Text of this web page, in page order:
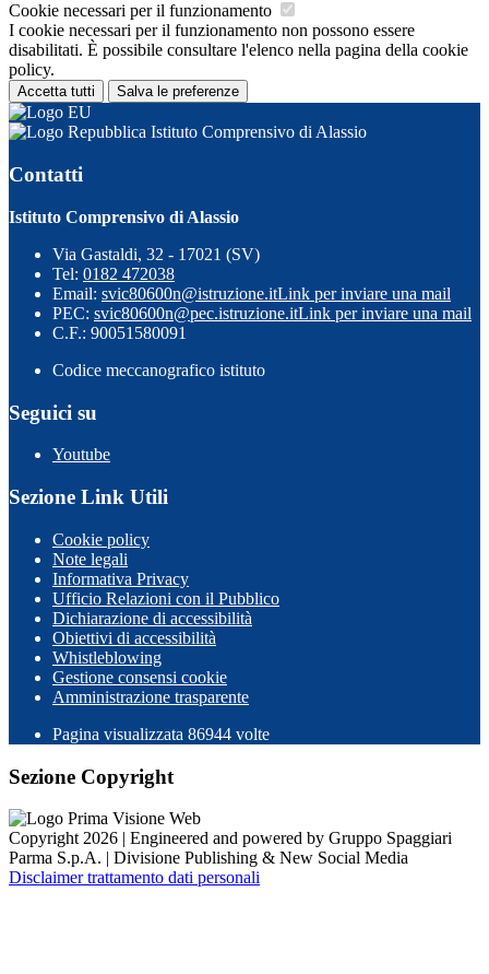
Cookie necessari per il funzionamento
I cookie necessari per il funzionamento non possono essere
disabilitati. È possibile consultare l'elenco nella pagina della cookie
policy.
Accetta tutti Salva le preferenze
Istituto Comprensivo di Alassio
Contatti
Istituto Comprensivo di Alassio
Via Gastaldi, 32 - 17021 (SV)
Tel: 0182 472038
Email: svic80600n@istruzione.itLink per inviare una mail
PEC: svic80600n@pec.istruzione.itLink per inviare una mail
C.F.: 90051580091
Codice meccanografico istituto
Seguici su
Youtube
Sezione Link Utili
Cookie policy
Note legali
Informativa Privacy
Ufficio Relazioni con il Pubblico
Dichiarazione di accessibilità
Obiettivi di accessibilità
Whistleblowing
Gestione consensi cookie
Amministrazione trasparente
Pagina visualizzata 86944 volte
Sezione Copyright
Copyright 2026 | Engineered and powered by Gruppo Spaggiari
Parma S.p.A. | Divisione Publishing & New Social Media
Disclaimer trattamento dati personali